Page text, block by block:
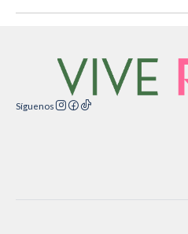
Síguenos